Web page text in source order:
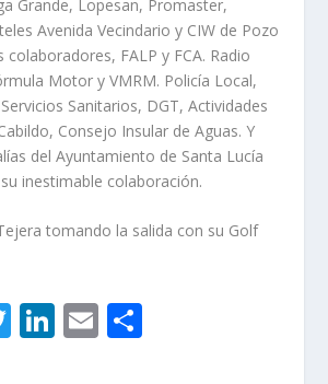
Grande, Lopesan, Promaster,
Avenida Vecindario y CIW de Pozo
colaboradores, FALP y FCA. Radio
Motor y VMRM. Policía Local,
Sanitarios, DGT, Actividades
Consejo Insular de Aguas. Y
del Ayuntamiento de Santa Lucía
inestimable colaboración.
tomando la salida con su Golf
T Li E